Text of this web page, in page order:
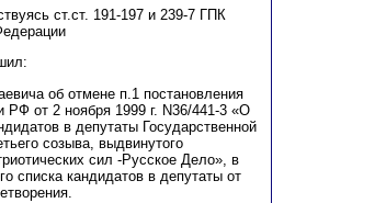
ст.ст. 191-197 и 239-7 ГПК
об отмене п.1 постановления
РФ от 2 ноября 1999 г. N36/441-3 «О
в депутаты Государственной
созыва, выдвинутого
сил -Русское Дело», в
списка кандидатов в депутаты от